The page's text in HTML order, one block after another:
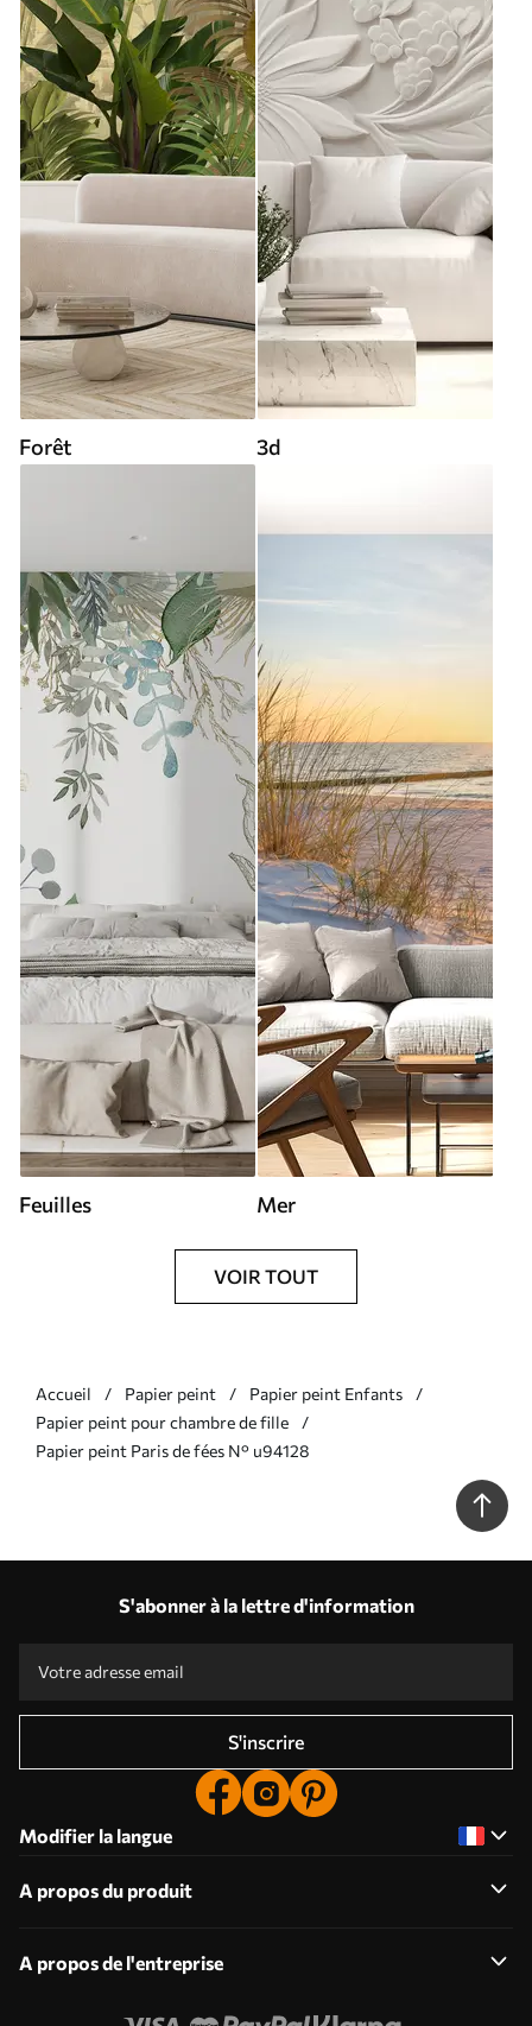
Forêt 3d
Feuilles Mer
VOIR TOUT
Accueil Papier peint
Papier peint Enfants
Papier peint pour chambre de fille
Papier peint Paris de fées N° u94128
S'abonner à la lettre d'information
S'inscrire
Modifier la langue
A propos du produit
A propos de l'entreprise